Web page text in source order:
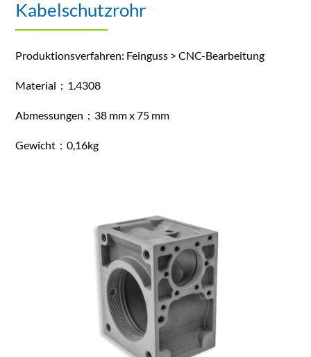
Kabelschutzrohr
Produktionsverfahren: Feinguss > CNC-Bearbeitung
Material：1.4308
Abmessungen：38 mm x 75 mm
Gewicht：0,16kg